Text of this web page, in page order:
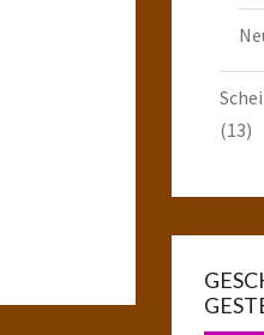
(13)